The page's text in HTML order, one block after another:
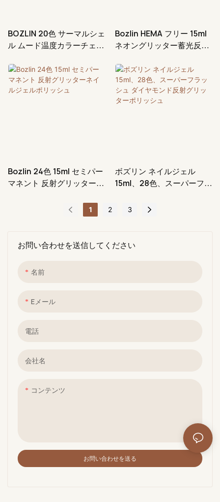
お問い合わせを送信してください
名前
Eメール
電話
会社名
コンテンツ
お問い合わせを送る
BOZLIN 20色 サーマルシェ
ル ムード温度カラーチェン
リッシュ工場
Bozlin HEMA フリー 15ml
ネオングリッター蓄光反射
Bozlin 24色 15ml セミパー
マネント 反射グリッターネ
ボズリン ネイルジェル
15ml、28色、スーパーフラ
リッターポリッシュ
1 2 3